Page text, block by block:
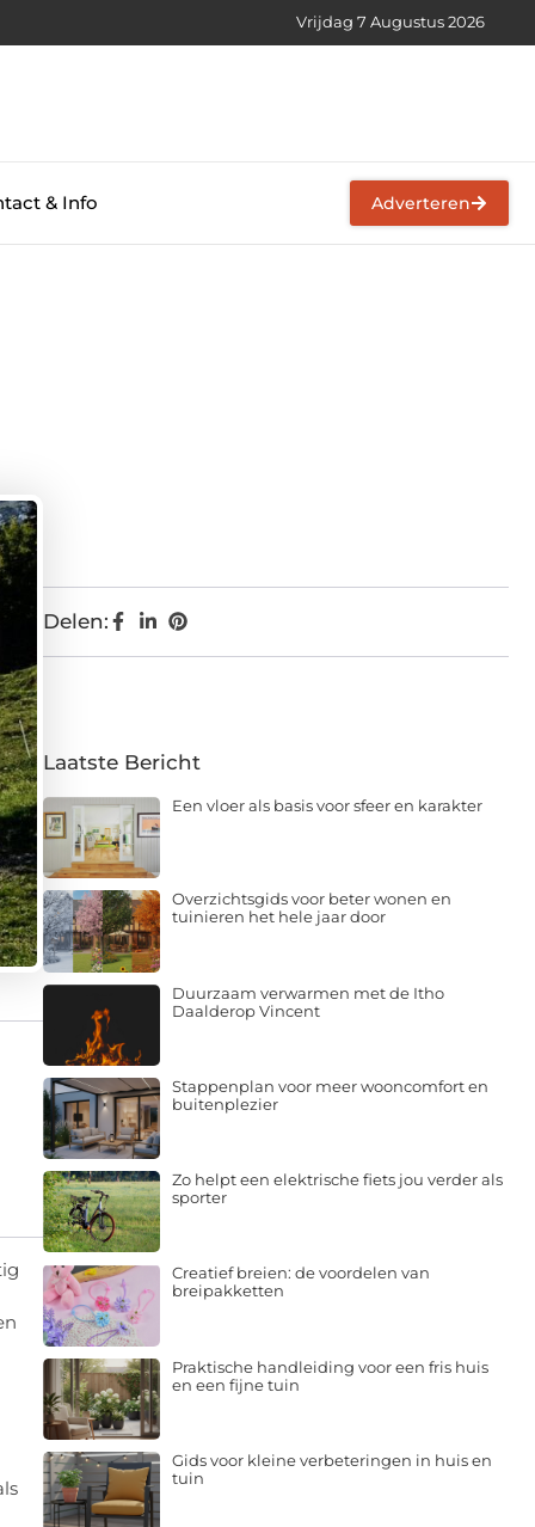
Vrijdag 7 Augustus 2026
& Info Adverteren
Delen:
Laatste Bericht
Een vloer als basis voor sfeer en karakter
Overzichtsgids voor beter wonen en
tuinieren het hele jaar door
Duurzaam verwarmen met de Itho
Daalderop Vincent
Stappenplan voor meer wooncomfort en
buitenplezier
Zo helpt een elektrische fiets jou verder als
sporter
Creatief breien: de voordelen van
breipakketten
Praktische handleiding voor een fris huis
en een fijne tuin
Gids voor kleine verbeteringen in huis en
tuin